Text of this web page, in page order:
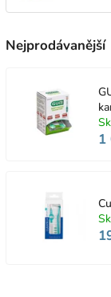
Nejprodávanější
1